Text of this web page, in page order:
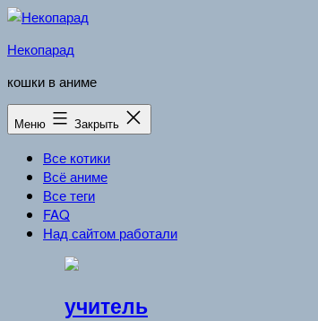
Перейти
содержимому
Некопарад
кошки в аниме
Меню Закрыть
Все котики
Всё аниме
Все теги
FAQ
Над сайтом работали
учитель